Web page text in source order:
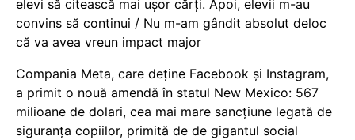
elevi să citească mai ușor cărți. Apoi, elevii m-au
convins să continui / Nu m-am gândit absolut deloc
că va avea vreun impact major
Compania Meta, care deține Facebook și Instagram,
a primit o nouă amendă în statul New Mexico: 567
milioane de dolari, cea mai mare sancțiune legată de
siguranța copiilor, primită de de gigantul social